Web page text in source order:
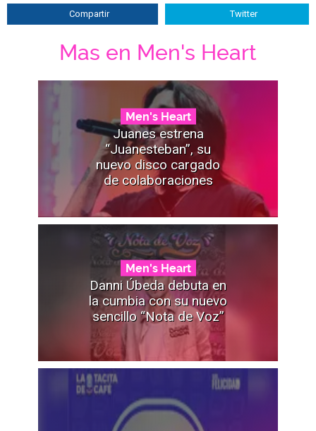
Compartir Twitter
Mas en Men's Heart
Men's Heart
Juanes estrena
“Juanesteban”, su
nuevo disco cargado
de colaboraciones
Men's Heart
Danni Úbeda debuta en
la cumbia con su nuevo
sencillo “Nota de Voz”